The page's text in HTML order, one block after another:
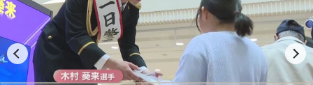
Play